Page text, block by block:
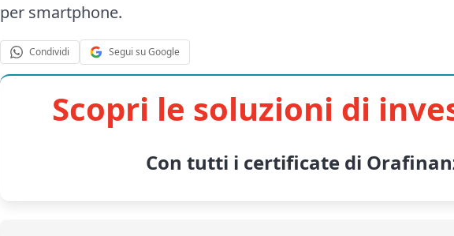
per smartphone.
Condividi Segui su Google
Scopri le soluzioni di
Con tutti i certificate di